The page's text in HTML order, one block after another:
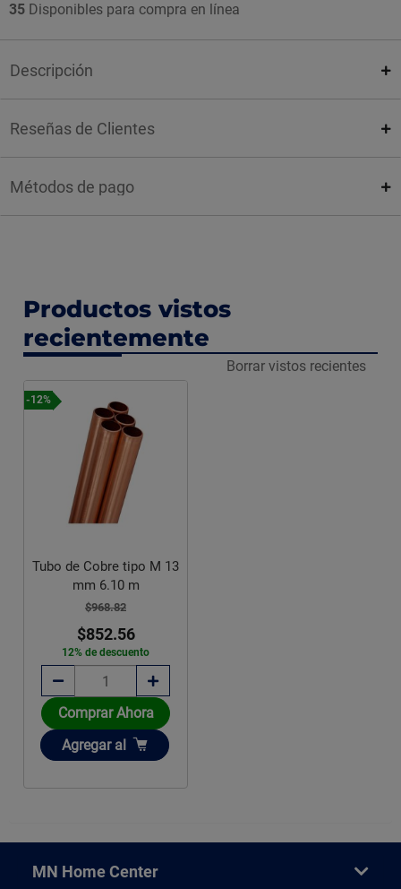
35 Disponibles para compra en línea
Descripción
Reseñas de Clientes
Métodos de pago
Productos vistos
recientemente
Borrar vistos recientes
-12%
Tubo de Cobre tipo M 13
mm 6.10 m
$968.82
$852.56
12% de descuento
Comprar Ahora
Añadir
Agregar al
MN Home Center